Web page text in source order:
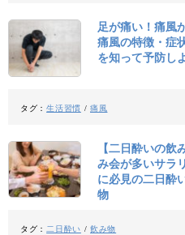
足が痛い！痛風
痛風の特徴・症
を知って予防し
タグ：生活習慣 /痛風
【二日酔いの飲
み会が多いサラ
に必見の二日酔
物
タグ：二日酔い /飲み物